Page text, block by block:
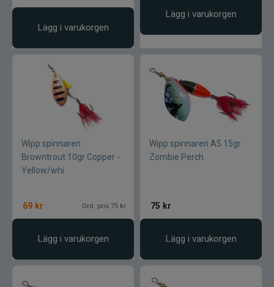
CWC
Cisco Kid
Dano Fly
Dometic
Eastfields Lures
Eiger
Lägg i varukorgen
Lägg i varukorgen
Wipp spinnaren
Browntrout 10gr Copper -
Yellow/whi
69 kr Ord. pris 75 kr
Lägg i varukorgen
Wipp spinnaren A5 15gr
Zombie Perch
75 kr
Lägg i varukorgen